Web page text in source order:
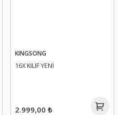
KINGSONG
16X KILIF YENİ
2.999,00 ₺